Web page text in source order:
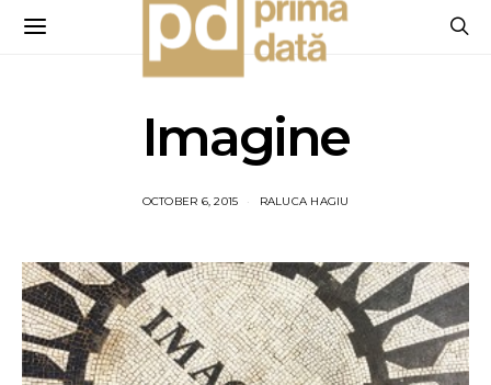
Imagine
OCTOBER 6, 2015 RALUCA HAGIU